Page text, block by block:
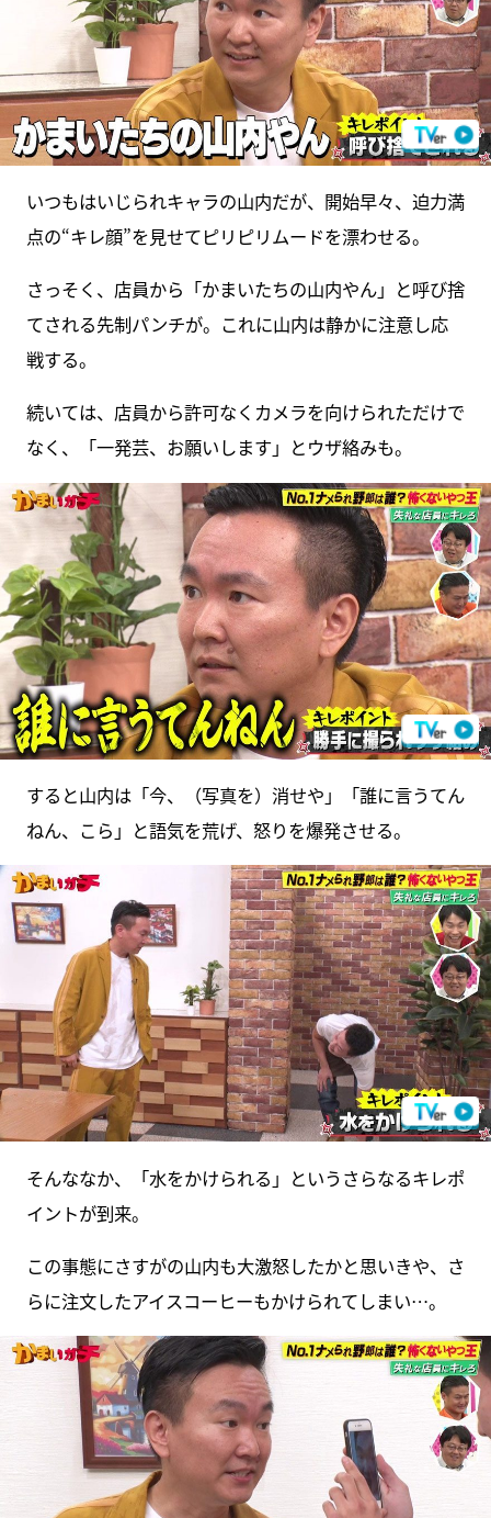
いつもはいじられキャラの山内だが、開始早々、迫力満
点の“キレ顔”を見せてピリピリムードを漂わせる。
さっそく、店員から「かまいたちの山内やん」と呼び捨
てされる先制パンチが。これに山内は静かに注意し応
戦する。
続いては、店員から許可なくカメラを向けられただけで
なく、「一発芸、お願いします」とウザ絡みも。
すると山内は「今、（写真を）消せや」「誰に言うてん
ねん、こら」と語気を荒げ、怒りを爆発させる。
そんななか、「水をかけられる」というさらなるキレポ
イントが到来。
この事態にさすがの山内も大激怒したかと思いきや、さ
らに注文したアイスコーヒーもかけられてしまい…。